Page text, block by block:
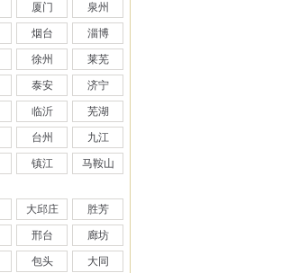
厦门 泉州
烟台 淄博
徐州 莱芜
泰安 济宁
临沂 芜湖
台州 九江
镇江 马鞍山
大邱庄 胜芳
邢台 廊坊
包头 大同